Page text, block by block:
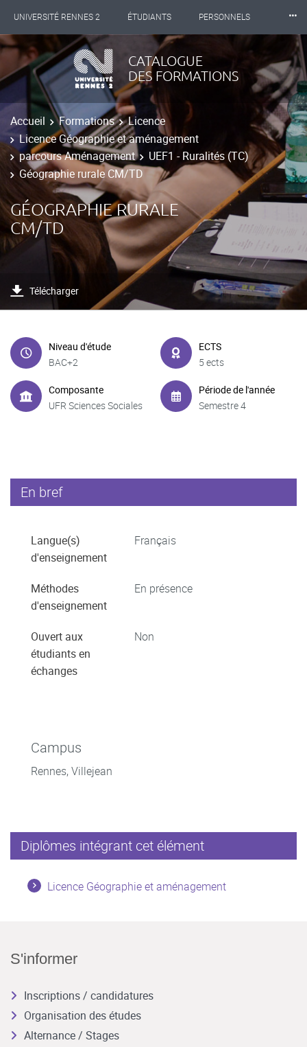
UNIVERSITÉ RENNES 2 ÉTUDIANTS PERSONNELS
INTERNATIONAL PROFESSIONNELS BIBLIOTHÈQUES
LES NOUVELLES DE RENNES 2
⸱⸱⸱
CATALOGUE
DES FORMATIONS
Accueil Formations
Licence
Licence Géographie et aménagement
parcours Aménagement
UEF1 - Ruralités (TC)
Géographie rurale CM/TD
GÉOGRAPHIE RURALE
CM/TD
Télécharger
Niveau d'étude
BAC+2
ECTS
5 ects
Composante
UFR Sciences Sociales
Période de l'année
Semestre 4
En bref
Langue(s)
d'enseignement
Français
Méthodes
d'enseignement
En présence
Ouvert aux
étudiants en
échanges
Non
Campus
Rennes, Villejean
Diplômes intégrant cet élément
Licence Géographie et aménagement
S'informer
Inscriptions / candidatures
Organisation des études
Alternance / Stages